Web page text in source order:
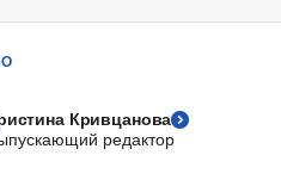
Кривцанова
редактор